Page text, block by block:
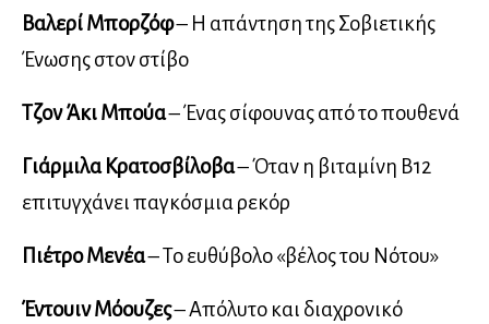
Βαλερί Μπορζόφ– Η απάντηση της Σοβιετικής
Ένωσης στον στίβο
Τζον Άκι Μπούα– Ένας σίφουνας από το πουθενά
Γιάρμιλα Κρατοσβίλοβα– Όταν η βιταμίνη Β12
επιτυγχάνει παγκόσμια ρεκόρ
Πιέτρο Μενέα– Το ευθύβολο «βέλος του Νότου»
Έντουιν Μόουζες– Απόλυτο και διαχρονικό